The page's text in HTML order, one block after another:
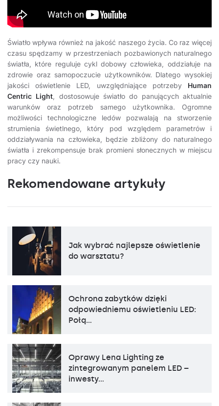
Światło wpływa również na jakość naszego życia. Co raz więcej
czasu spędzamy w przestrzeniach pozbawionych naturalnego
światła, które reguluje cykl dobowy człowieka, oddziałuje na
zdrowie oraz samopoczucie użytkowników. Dlatego wysokiej
jakości oświetlenie LED, uwzględniające potrzeby Human
Centric Light, dostosowuje światło do panujących aktualnie
warunków oraz potrzeb samego użytkownika. Ogromne
możliwości technologiczne ledów pozwalają na stworzenie
strumienia świetlnego, który pod względem parametrów i
oddziaływania na człowieka, będzie zbliżony do naturalnego
światła i zrekompensuje brak promieni słonecznych w miejscu
pracy czy nauki.
Rekomendowane artykuły
Jak wybrać najlepsze oświetlenie
do warsztatu?
Ochrona zabytków dzięki
odpowiedniemu oświetleniu LED:
Połą…
Oprawy Lena Lighting ze
zintegrowanym panelem LED –
inwesty…